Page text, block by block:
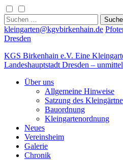
Skip
to
content
Suchen
nach:
kleingarten@kgvbirkenhain.de
Dresden
KGS Birkenhain e.V. Eine
Landeshauptstadt Dresden –
Über uns
Allgemeine Hinweise
Satzung des
Bauordnung
Kleingartenordnung
Neues
Vereinsheim
Galerie
Chronik